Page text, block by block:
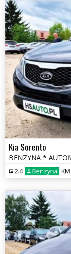
Kia Sorento
2.4 Benzyna